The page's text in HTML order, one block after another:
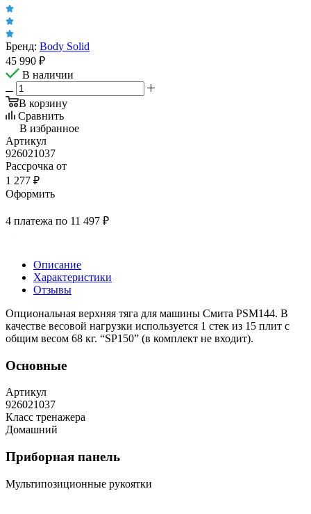
Бренд: Body Solid
45 990 ₽
В наличии
В корзину
Сравнить
В избранное
Артикул
926021037
Рассрочка от
1 277 ₽
Оформить
4 платежа по 11 497 ₽
Описание
Характеристики
Отзывы
Опциональная верхняя тяга для машины Смита PSM144. В
качестве весовой нагрузки используется 1 стек из 15 плит с
общим весом 68 кг. “SP150” (в комплект не входит).
Основные
Артикул
926021037
Класс тренажера
Домашний
Приборная панель
Мультипозиционные рукоятки